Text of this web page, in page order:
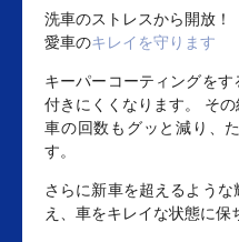
洗車のストレスから開放！
愛車のキレイを守ります
キーパーコーティングを
付きにくくなります。 そ
車の回数もグッと減り、
す。
さらに新車を超えるよう
え、車をキレイな状態に保